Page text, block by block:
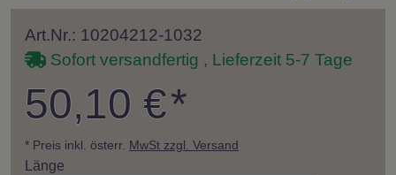
Art.Nr.: 10204212-1032
Sofort versandfertig , Lieferzeit 5-7 Tage
50,10 €*
* Preis inkl. österr. MwSt zzgl. Versand
Länge